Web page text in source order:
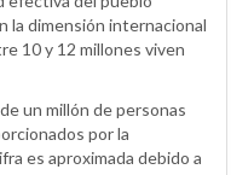
la dimensión internacional
10 y 12 millones viven
un millón de personas
por la
es aproximada debido a